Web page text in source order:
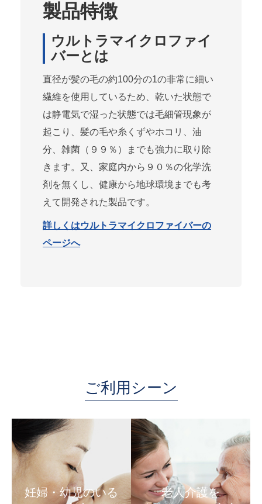
製品特徴
ウルトラマイクロファイ
バーとは
直径が髪の毛の約100分の1の非常に細い
繊維を使用しているため、乾いた状態で
は静電気で湿った状態では毛細管現象が
起こり、髪の毛や糸くずやホコリ、油
分、雑菌（９９％）までも強力に取り除
きます。又、家庭内から９０％の化学洗
剤を無くし、健康から地球環境までも考
えて開発された製品です。
詳しくはウルトラマイクロファイバーの
ページへ
ご利用シーン
妊婦・幼児のいる
老人介護を